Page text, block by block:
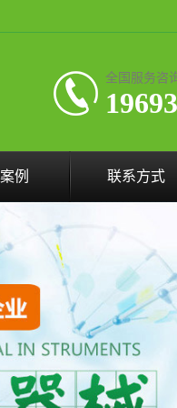
全国服务咨
例 联系方式